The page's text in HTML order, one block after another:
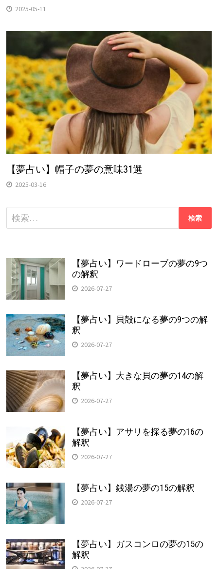
2025-05-11
【夢占い】帽子の夢の意味31選
2025-03-16
検
索:
【夢占い】ワードローブの夢の9つ
の解釈
2026-07-27
【夢占い】貝殻になる夢の9つの解
釈
2026-07-27
【夢占い】大きな貝の夢の14の解
釈
2026-07-27
【夢占い】アサリを採る夢の16の
解釈
2026-07-27
【夢占い】銭湯の夢の15の解釈
2026-07-27
【夢占い】ガスコンロの夢の15の
解釈